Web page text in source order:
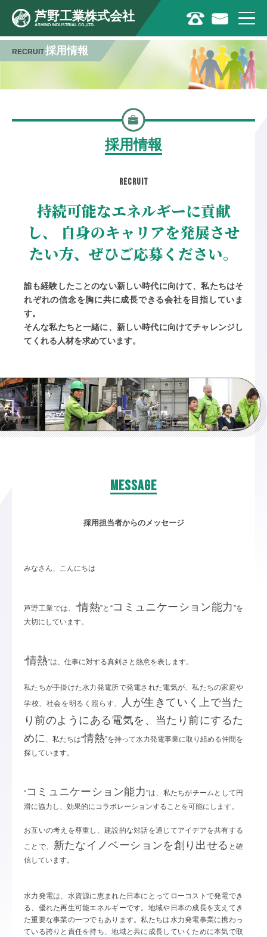
芦野工業株式会社
ASHINO INDUSTRIAL CO.,LTD.
RECRUIT採用情報
採用情報
RECRUIT
持続可能なエネルギーに貢献
し、
自身のキャリアを発展させ
たい方、ぜひご応募ください。
誰も経験したことのない新しい時代に向けて、私たちはそ
れぞれの信念を胸に共に成長できる会社を目指していま
す。
そんな私たちと一緒に、新しい時代に向けてチャレンジし
てくれる人材を求めています。
MESSAGE
採用担当者からのメッセージ
みなさん、こんにちは
芦野工業では、“情熱”と“コミュニケーション能力 ”を
大切にしています。
“情熱”は、仕事に対する真剣さと熱意を表します。
私たちが手掛けた水力発電所で発電された電気が、私たちの家庭や
学校、社会を明るく照らす、
人が生きていく上で当た
り前のようにある電気を、当たり前にするた
めに、私たちは“情熱”を持って水力発電事業に取り組める仲間を
探しています。
“コミュニケーション能力”は、私たちがチームとして円
滑に協力し、効果的にコラボレーションすることを可能にします。
お互いの考えを尊重し、建設的な対話を通じてアイデアを共有する
ことで、
新たなイノベーションを創り出せる と確
信しています。
水力発電は、水資源に恵まれた日本にとってローコストで発電でき
る、優れた再生可能エネルギーです。地域や日本の成長を支えてき
た重要な事業の一つでもあります。私たちは水力発電事業に携わっ
ている誇りと責任を持ち、地域と共に成長していくために本気で取